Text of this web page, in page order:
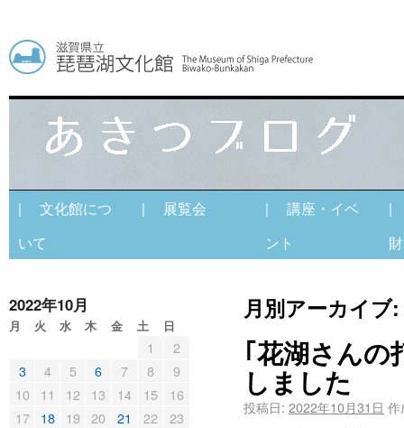
| 文化館につ
いて
| 展覧会
| 講座・イベ
ント
|
財
月別アーカイブ:
｢花湖さん
しました
投稿日: 2022年10月31日 作
2022年10月
月 火 水 木 金 土 日
1
2
3
4 5 6 7 8
9
10
11 12 13 14 15
16
17
18 19 20 21 22
23